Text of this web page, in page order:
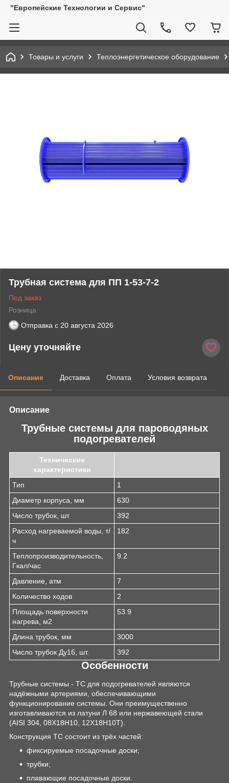
"Европейские Технологии и Сервис"
Товары и услуги Теплоэнергетическое оборудование
Трубная система для ПП 1-53-7-2
Под заказ
Розница
Отправка с 20 августа 2026
Цену уточняйте
Описание Доставка Оплата Условия возврата
Описание
Трубные системы для пароводяных
подогревателей
Технические
характеристики
Тип
1
Диаметр корпуса, мм
630
Число трубок, шт
392
Расход нагреваемой воды, т/
ч
182
Теплопроизводительность,
Гкал/час
9.2
Давление, атм
7
Количество ходов
2
Площадь поверхности
нагрева, м2
53.9
Длина трубок, мм
3000
Число трубок Ду16, шт.
392
Особенности
Трубные системы - ТС для подогревателей являются
надёжными артериями, обеспечивающими
функционирование системы. Они преимущественно
изготавливаются из латуни Л 68 или нержавеющей стали
(AISI 304, 08Х18Н10, 12Х18Н10Т).
Конструкция ТС состоит из трёх частей:
фиксируемые посадочные доски;
трубки;
плавающие посадочные доски.